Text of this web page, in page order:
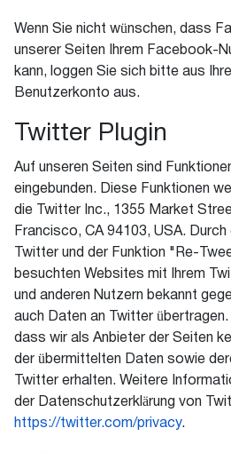
Wenn Sie nicht wünschen, dass
unserer Seiten Ihrem Facebook-
kann, loggen Sie sich bitte aus
Benutzerkonto aus.
Twitter Plugin
Auf unseren Seiten sind
eingebunden. Diese Funktionen
die Twitter Inc., 1355 Market
Francisco, CA 94103, USA.
Twitter und der Funktion "Re-
besuchten Websites mit Ihrem
und anderen Nutzern bekannt
auch Daten an Twitter übertragen.
dass wir als Anbieter der Seiten
der übermittelten Daten sowie
Twitter erhalten. Weitere
der Datenschutzerklärung von
https://twitter.com/privacy.